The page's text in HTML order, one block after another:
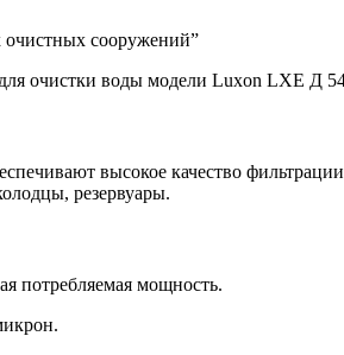
очистных сооружений”
для очистки воды модели Luxon LXE Д
высокое качество
резервуары.
потребляемая мощность.